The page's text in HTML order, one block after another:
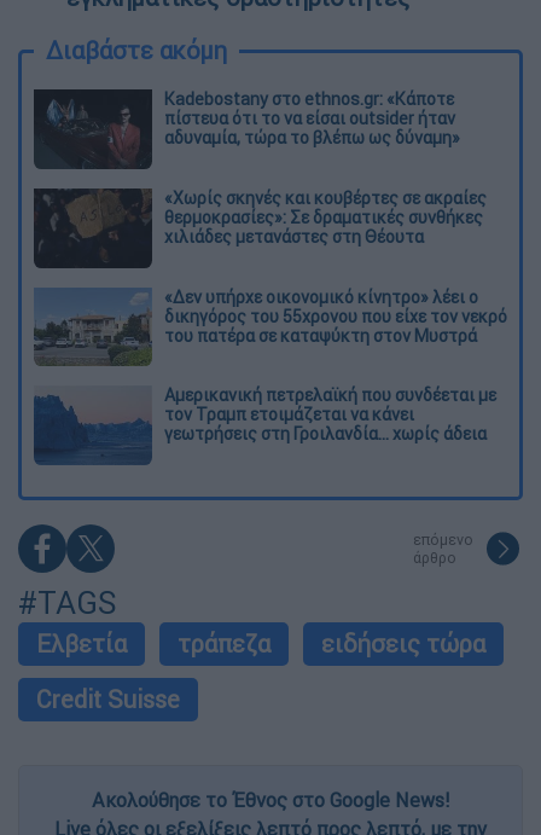
Διαβάστε ακόμη
Kadebostany στο ethnos.gr: «Κάποτε
πίστευα ότι το να είσαι outsider ήταν
αδυναμία, τώρα το βλέπω ως δύναμη»
«Χωρίς σκηνές και κουβέρτες σε ακραίες
θερμοκρασίες»: Σε δραματικές συνθήκες
χιλιάδες μετανάστες στη Θέουτα
«Δεν υπήρχε οικονομικό κίνητρο» λέει ο
δικηγόρος του 55χρονου που είχε τον νεκρό
του πατέρα σε καταψύκτη στον Μυστρά
Αμερικανική πετρελαϊκή που συνδέεται με
τον Τραμπ ετοιμάζεται να κάνει
γεωτρήσεις στη Γροιλανδία... χωρίς άδεια
επόμενο
άρθρο
#TAGS
Ελβετία τράπεζα
ειδήσεις τώρα
Credit Suisse
Ακολούθησε το Έθνος στο Google News!
Live όλες οι εξελίξεις λεπτό προς λεπτό, με την